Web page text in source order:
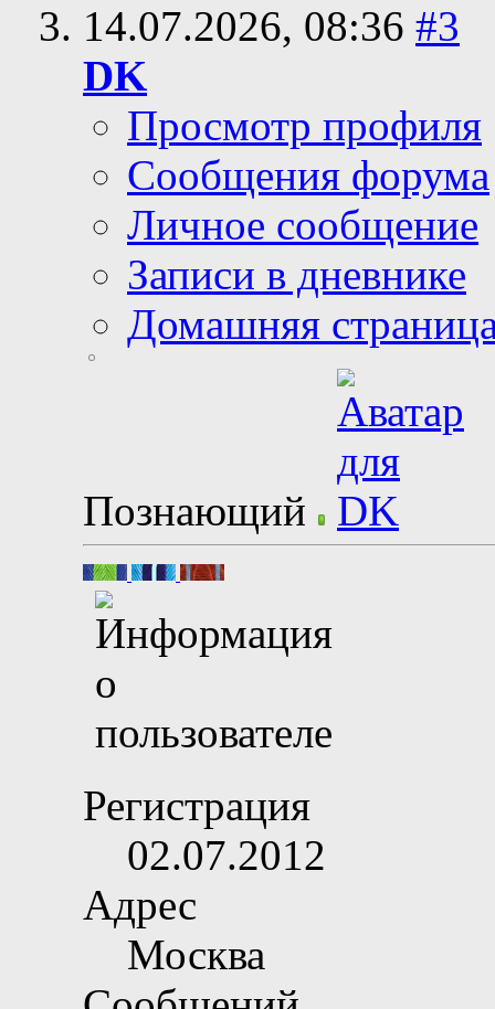
14.07.2026, 08:36 #3
DK
Просмотр профиля
Сообщения форума
Личное сообщение
Записи в дневнике
Домашняя
Познающий
Регистрация
02.07.2012
Адрес
Москва